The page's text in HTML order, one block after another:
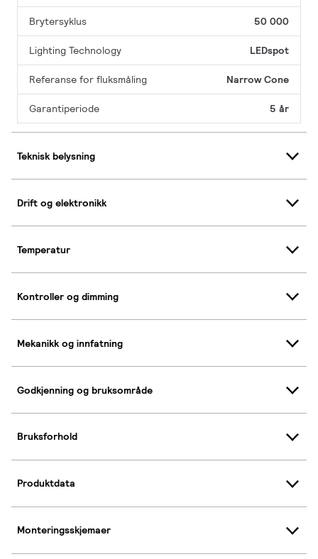
Brytersyklus 50 000
Lighting Technology LEDspot
Referanse for fluksmåling Narrow Cone
Garantiperiode 5 år
Teknisk belysning
Drift og elektronikk
Temperatur
Kontroller og dimming
Mekanikk og innfatning
Godkjenning og bruksområde
Bruksforhold
Produktdata
Monteringsskjemaer